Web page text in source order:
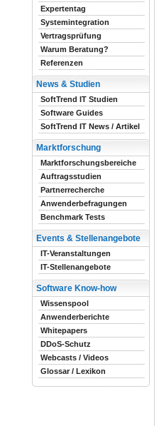
Expertentag
Systemintegration
Vertragsprüfung
Warum Beratung?
Referenzen
News & Studien
SoftTrend IT Studien
Software Guides
SoftTrend IT News / Artikel
Marktforschung
Marktforschungsbereiche
Auftragsstudien
Partnerrecherche
Anwenderbefragungen
Benchmark Tests
Events & Stellenangebote
IT-Veranstaltungen
IT-Stellenangebote
Software Know-how
Wissenspool
Anwenderberichte
Whitepapers
DDoS-Schutz
Webcasts / Videos
Glossar / Lexikon